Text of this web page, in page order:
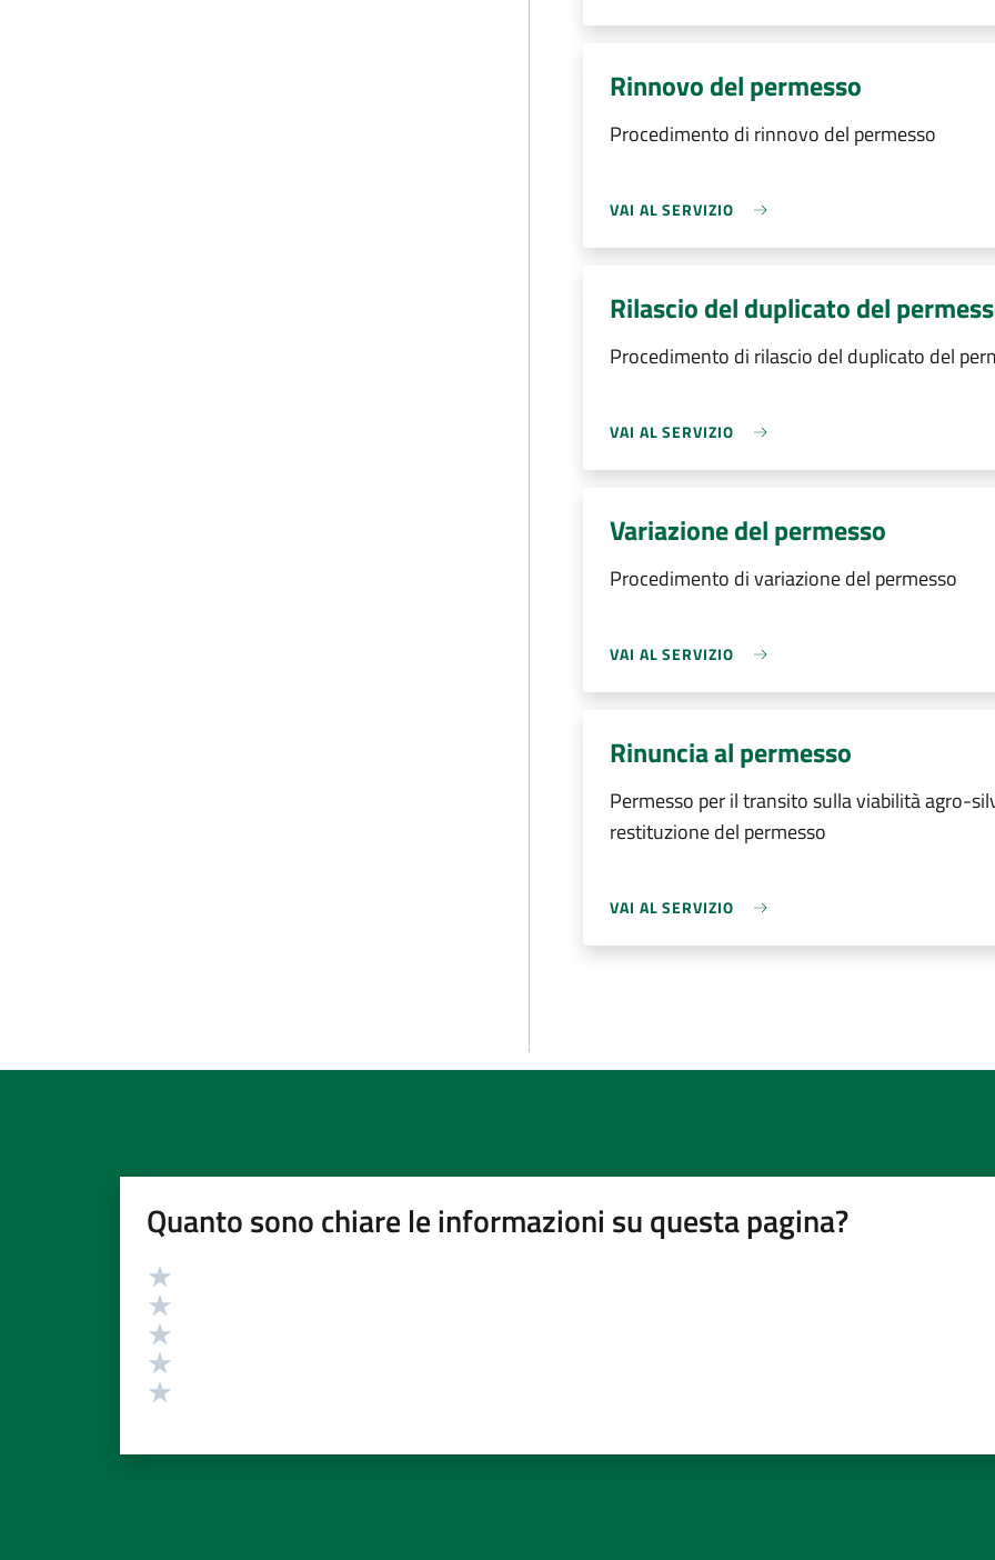
Rinnovo del permesso
Procedimento di rinnovo del permesso
VAI AL SERVIZIO
Rilascio del duplicato del
Procedimento di rilascio del duplicato del
VAI AL SERVIZIO
Variazione del permesso
Procedimento di variazione del permesso
VAI AL SERVIZIO
Rinuncia al permesso
Permesso per il transito sulla viabilità agro-
restituzione del permesso
VAI AL SERVIZIO
Quanto sono chiare le informazioni su questa pagina?
Valutazione